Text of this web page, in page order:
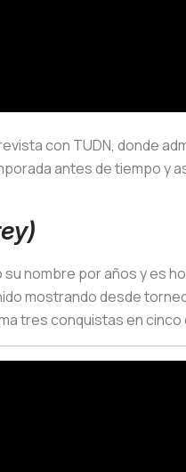
con TUDN, donde
antes de tiempo y
nombre por años y es
mostrando desde
tres conquistas en cinco